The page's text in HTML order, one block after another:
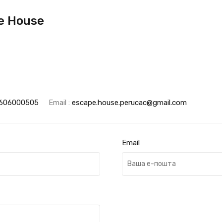
House
Email : escape.house.perucac@gmail.com
Email